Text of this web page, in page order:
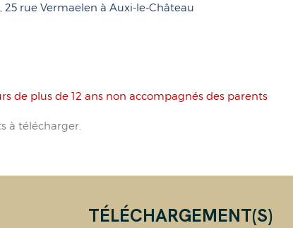
25 rue Vermaelen à Auxi-le-Château
de plus de 12 ans non accompagnés des parents
à télécharger.
TÉLÉCHARGEMENT(S)